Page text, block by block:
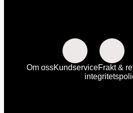
Om ossKundserviceFrakt &